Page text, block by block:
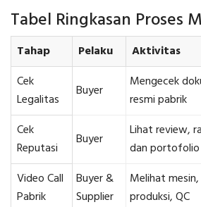
Tabel Ringkasan Proses
Tahap Pelaku Aktivitas
Cek
Legalitas
Buyer
Mengecek
resmi pabrik
Cek
Reputasi
Buyer
Lihat review,
dan portofolio
Video Call
Pabrik
Buyer &
Supplier
Melihat
produksi, QC